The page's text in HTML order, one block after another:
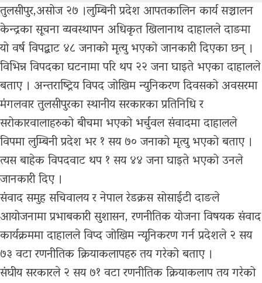
तुलसीपुर,असोज २७ ।लुम्बिनी प्रदेश आपतकालिन कार्य सञ्चालन
केन्द्रका सूचना व्यवस्थापन अधिकृत खिलानाथ दाहालले दाङमा
यो वर्ष विपद्बाट ४८ जनाको मृत्यु भएको जानकारी दिएका छन् ।
विभिन्न विपदका घटनामा परि थप २२ जना घाइते भएका दाहालले
बताए । अन्तराष्ट्रिय विपद जोखिम न्युनिकरण दिवसको अवसरमा
मंगलवार तुलसीपुरका स्थानीय सरकारका प्रतिनिधि र
सरोकारवालाहरुको बीचमा भएको भर्चुवल संवादमा दाहालले
विपमा लुम्बिनी प्रदेश भर १ सय ७० जनाको मृत्यु भएको बताए ।
त्यस बाहेक विपदवाट थप १ सय ४४ जना घाइते भएको उनले
जानकारी दिए ।
संवाद समुह सचिवालय र नेपाल रेडक्रस सोसाईटी दाङले
आयोजनामा प्रभाबकारी सुशासन, रणनीतिक योजना विषयक संवाद
कार्यक्रममा दाहालले विप्द जोखिम न्यूनिकरण गर्न प्रदेशले २ सय
७३ वटा रणनीतिक क्रियाकलापहरु तय गरेको बताए ।
संघीय सरकारले २ सय ७१ वटा रणनीतिक क्रियाकलाप तय गरेको